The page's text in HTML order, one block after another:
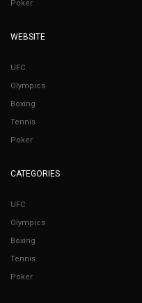
Poker
WEBSITE
UFC
Olympics
Boxing
Tennis
Poker
CATEGORIES
UFC
Olympics
Boxing
Tennis
Poker